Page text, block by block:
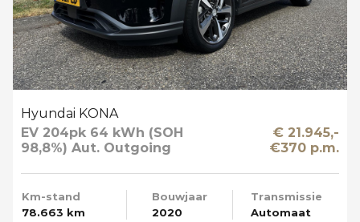
Hyundai KONA
EV 204pk 64 kWh (SOH
98,8%) Aut. Outgoing
€ 21.945,-
€370 p.m.
Km-stand
78.663 km
Bouwjaar
2020
Transmissie
Automaat